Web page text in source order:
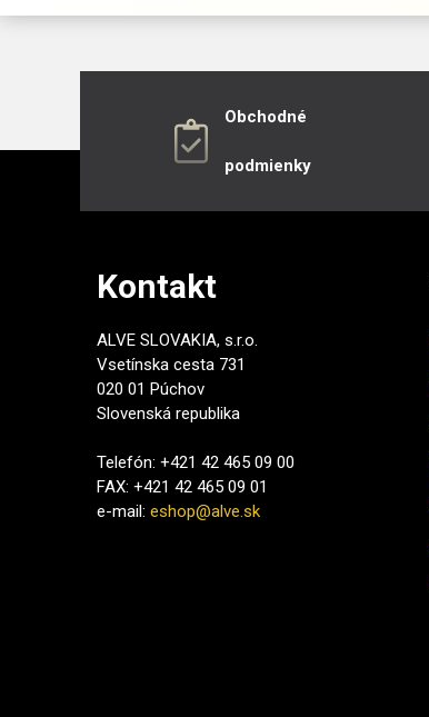
Obchodné
podmienky
Kontakt
ALVE SLOVAKIA, s.r.o.
Vsetínska cesta 731
020 01 Púchov
Slovenská republika
Telefón: +421 42 465 09 00
FAX: +421 42 465 09 01
e-mail: eshop@alve.sk